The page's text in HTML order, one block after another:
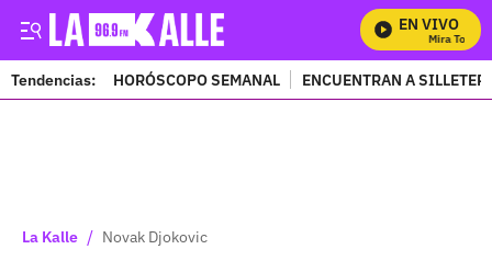
EN VIVO
Mira Todos
Tendencias: HORÓSCOPO SEMANAL ENCUENTRAN A
La Kalle / Novak Djokovic